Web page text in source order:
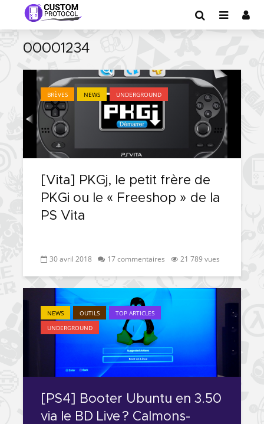
00001234
BRÈVES NEWS UNDERGROUND
[Vita] PKGj, le petit frère de
PKGi ou le « Freeshop » de la
PS Vita
30 avril 2018 17 commentaires 21 789 vues
NEWS OUTILS
TOP ARTICLES
UNDERGROUND
[PS4] Booter Ubuntu en 3.50
via le BD Live ? Calmons-